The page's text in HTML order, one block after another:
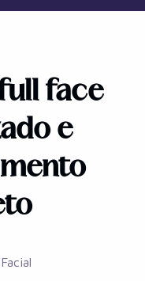
face
e